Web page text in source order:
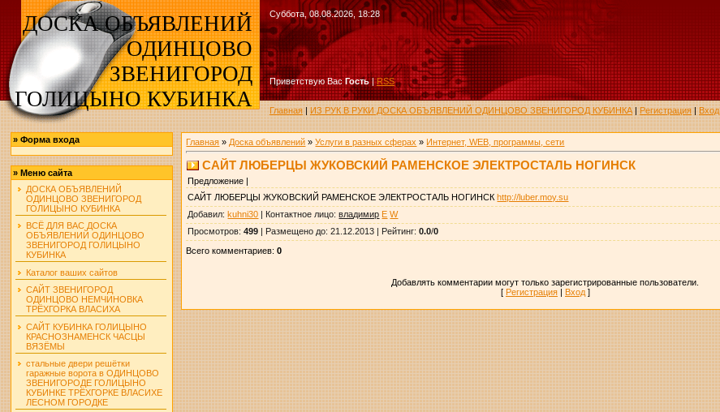
ДОСКА ОБЪЯВЛЕНИЙ
ОДИНЦОВО
ЗВЕНИГОРОД
ГОЛИЦЫНО КУБИНКА
Суббота, 08.08.2026, 18:28
Приветствую Вас Гость|RSS
Главная|ИЗ РУК В РУКИ ДОСКА ОБЪЯВЛЕНИЙ ОДИНЦОВО ЗВЕНИГОРОД КУБИНКА|Регистрация|Вход
»Форма входа
»Меню сайта
ДОСКА ОБЪЯВЛЕНИЙ
ОДИНЦОВО ЗВЕНИГОРОД
ГОЛИЦЫНО КУБИНКА
ВСЁ ДЛЯ ВАС ДОСКА
ОБЪЯВЛЕНИЙ ОДИНЦОВО
ЗВЕНИГОРОД ГОЛИЦЫНО
КУБИНКА
Каталог ваших сайтов
САЙТ ЗВЕНИГОРОД
ОДИНЦОВО НЕМЧИНОВКА
ТРЁХГОРКА ВЛАСИХА
САЙТ КУБИНКА ГОЛИЦЫНО
КРАСНОЗНАМЕНСК ЧАСЦЫ
ВЯЗЁМЫ
стальные двери решётки
гаражные ворота в ОДИНЦОВО
ЗВЕНИГОРОДЕ ГОЛИЦЫНО
КУБИНКЕ ТРЁХГОРКЕ ВЛАСИХЕ
ЛЕСНОМ ГОРОДКЕ
Главная » Доска объявлений »Услуги в разных сферах » Интернет, WEB, программы, сети
САЙТ ЛЮБЕРЦЫ ЖУКОВСКИЙ РАМЕНСКОЕ ЭЛЕКТРОСТАЛЬ НОГИНСК
Предложение |
САЙТ ЛЮБЕРЦЫ ЖУКОВСКИЙ РАМЕНСКОЕ ЭЛЕКТРОСТАЛЬ НОГИНСКhttp://luber.moy.su
Добавил:kuhni30 | Контактное лицо:владимир E W
Просмотров:499 | Размещено до: 21.12.2013 | Рейтинг:0.0/0
Всего комментариев:0
Добавлять комментарии могут только зарегистрированные пользователи.
[ Регистрация| Вход]